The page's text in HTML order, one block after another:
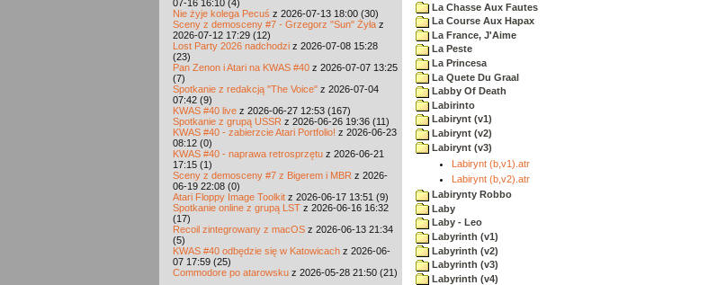
07-16 16:10 (4)
Nie żyje kolega Pecuś z 2026-07-13 18:00 (30)
Sceny z demosceny #7 - Grzegorz "Sun" Żyła z
2026-07-12 17:29 (12)
Lost Party 2026 nadchodzi z 2026-07-08 15:28
(23)
Pan Zenon i Atari na KWAS #40 z 2026-07-07 13:25
(7)
Spotkanie z redakcją "The Voice" z 2026-07-04
07:42 (9)
KWAS #40 live z 2026-06-27 12:53 (167)
Spotkanie z grupą USSR z 2026-06-26 19:36 (11)
KWAS #40 - zabierzcie Atari Portfolio! z 2026-06-23
08:12 (0)
KWAS #40 - naprawa retrosprzętu z 2026-06-21
17:15 (1)
Sceny z demosceny #7 z Bigerem i MBR z 2026-
06-19 22:08 (0)
Atari Floppy Image Toolkit z 2026-06-17 13:51 (9)
Spotkanie online z grupą LST z 2026-06-16 16:32
(17)
Recoil zintegrowany z macOS z 2026-06-13 21:34
(5)
KWAS #40 odbędzie się w Katowicach z 2026-06-
07 17:59 (25)
Commodore po atarowsku z 2026-05-28 21:50 (21)
La Chasse Aux Fautes
La Course Aux Hapax
La France, J'Aime
La Peste
La Princesa
La Quete Du Graal
Labby Of Death
Labirinto
Labirynt (v1)
Labirynt (v2)
Labirynt (v3)
Labirynt (b,v1).atr
Labirynt (b,v2).atr
Labirynty Robbo
Laby
Laby - Leo
Labyrinth (v1)
Labyrinth (v2)
Labyrinth (v3)
Labyrinth (v4)